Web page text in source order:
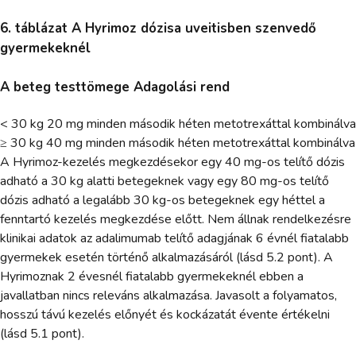
6. táblázat A Hyrimoz dózisa uveitisben szenvedő
gyermekeknél
A beteg testtömege Adagolási rend
< 30 kg 20 mg minden második héten metotrexáttal kombinálva
≥ 30 kg 40 mg minden második héten metotrexáttal kombinálva
A Hyrimoz-kezelés megkezdésekor egy 40 mg-os telítő dózis
adható a 30 kg alatti betegeknek vagy egy 80 mg-os telítő
dózis adható a legalább 30 kg-os betegeknek egy héttel a
fenntartó kezelés megkezdése előtt. Nem állnak rendelkezésre
klinikai adatok az adalimumab telítő adagjának 6 évnél fiatalabb
gyermekek esetén történő alkalmazásáról (lásd 5.2 pont). A
Hyrimoznak 2 évesnél fiatalabb gyermekeknél ebben a
javallatban nincs releváns alkalmazása. Javasolt a folyamatos,
hosszú távú kezelés előnyét és kockázatát évente értékelni
(lásd 5.1 pont).